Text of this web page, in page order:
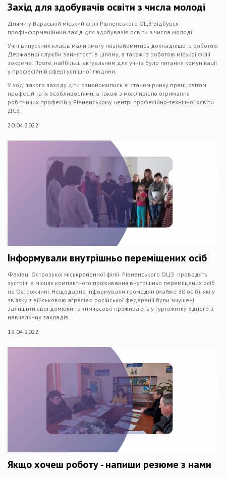
Захід для здобувачів освіти з числа молоді
Днями у Вараській міський філії Рівненського ОЦЗ відбувся
профінформаційний захід для здобувачів освіти з числа молоді.
Учні випускних класів мали змогу познайомитись докладніше із роботою
Державної служби зайнятості в цілому, а також із роботою міської філії
зокрема. Проте, найбільш актуальним для учнів було питання комунікації
у професійній сфері успішної людини.
У ході такого заходу діти ознайомились зі станом ринку праці, світом
професій та їх особливостями, а також з можливістю отримання
робітничих професій у Рівненському центрі професійно-технічної освіти
ДСЗ.
20.04.2022
Інформували внутрішньо переміщених осіб
Фахівці Острозької міськрайонної філії Рівненського ОЦЗ проводять
зустрічі в місцях компактного проживання внутрішньо переміщених осіб
на Острожчині. Нещодавно інформували громадян (майже 30 осіб), які у
зв’язку з військовою агресією російської федерації були змушені
залишити свої домівки та тимчасово проживають у гуртожитку одного з
навчальних закладів.
19.04.2022
Якщо хочеш роботу - напиши резюме з нами